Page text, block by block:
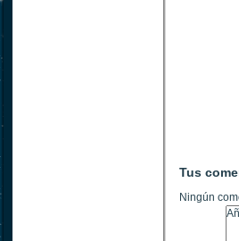
Tus
Ningún